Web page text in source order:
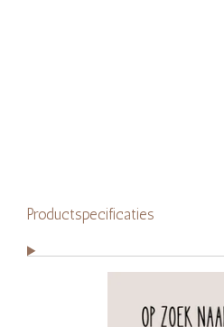
Productspecificaties